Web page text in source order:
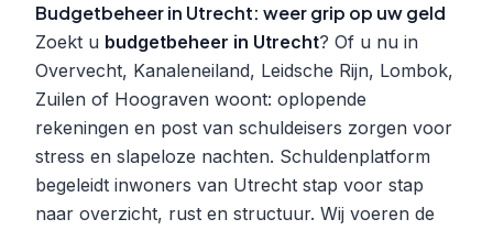
Budgetbeheer in Utrecht: weer grip op uw geld
Zoekt u budgetbeheer in Utrecht? Of u nu in
Overvecht, Kanaleneiland, Leidsche Rijn, Lombok,
Zuilen of Hoograven woont: oplopende
rekeningen en post van schuldeisers zorgen voor
stress en slapeloze nachten. Schuldenplatform
begeleidt inwoners van Utrecht stap voor stap
naar overzicht, rust en structuur. Wij voeren de